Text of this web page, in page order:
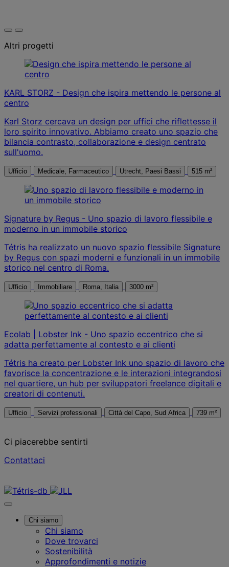
Altri progetti
KARL STORZ - Design che ispira mettendo le persone al
centro
Karl Storz cercava un design per uffici che riflettesse il
loro spirito innovativo. Abbiamo creato uno spazio che
bilancia contrasto, collaborazione e design centrato
sull'uomo.
Ufficio Medicale, Farmaceutico Utrecht, Paesi Bassi 515 m²
Signature by Regus - Uno spazio di lavoro flessibile e
moderno in un immobile storico
Tétris ha realizzato un nuovo spazio flessibile Signature
by Regus con spazi moderni e funzionali in un immobile
storico nel centro di Roma.
Ufficio Immobiliare Roma, Italia 3000 m²
Ecolab | Lobster Ink - Uno spazio eccentrico che si
adatta perfettamente al contesto e ai clienti
Tétris ha creato per Lobster Ink uno spazio di lavoro che
favorisce la concentrazione e le interazioni integrandosi
nel quartiere, un hub per sviluppatori freelance digitali e
creatori di contenuti.
Ufficio Servizi professionali Città del Capo, Sud Africa 739 m²
Ci piacerebbe sentirti
Contattaci
Chi siamo
Chi siamo
Dove trovarci
Sostenibilità
Approfondimenti e notizie